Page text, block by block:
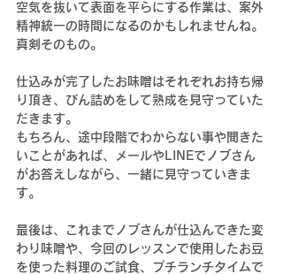
空気を抜いて表面を平らにする作業は、案外
精神統一の時間になるのかもしれませんね。
真剣そのもの。
仕込みが完了したお味噌はそれぞれお持ち帰
り頂き、びん詰めをして熟成を見守っていた
だきます。
もちろん、途中段階でわからない事や聞きた
いことがあれば、メールやLINEでノブさん
がお答えしながら、一緒に見守っていきま
す。
最後は、これまでノブさんが仕込んできた変
わり味噌や、今回のレッスンで使用したお豆
を使った料理のご試食、プチランチタイムで